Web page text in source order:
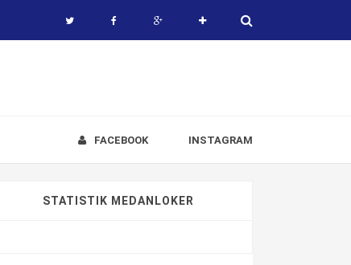
INSTAGRAM
FACEBOOK
STATISTIK MEDANLOKER